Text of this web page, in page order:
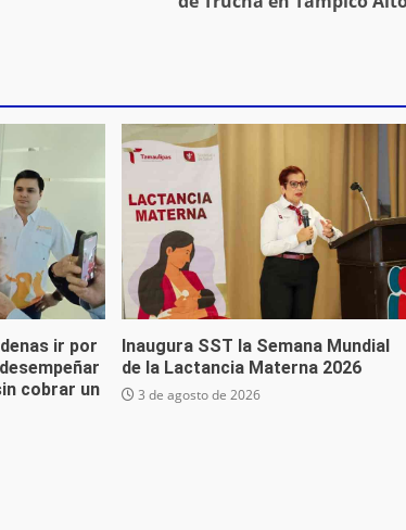
ir por
cobrar un
Inaugura SST la Semana Mundial
de la Lactancia Materna 2026
3 de agosto de 2026